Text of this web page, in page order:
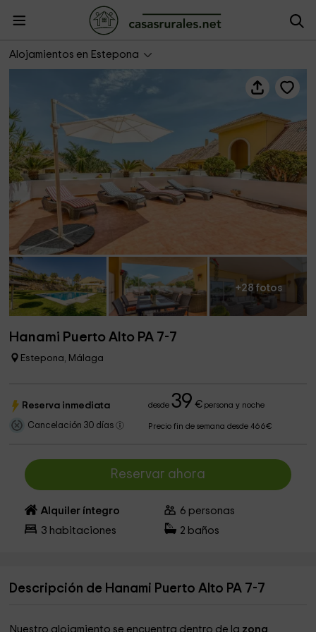
Alojamientos en Estepona
Hanami Puerto Alto PA 7-7
+28 fotos
Hanami Puerto Alto PA 7-7
Estepona, Málaga
Reserva inmediata desde39 €persona y noche
Cancelación 30 días Precio fin de semana desde 466€
Reservar ahora
Alquiler íntegro 6 personas
3 habitaciones 2 baños
Descripción de Hanami Puerto Alto PA 7-7
Nuestro alojamiento se encuentra dentro de la zona